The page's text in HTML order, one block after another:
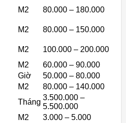
M2 80.000 – 180.000
M2 80.000 – 150.000
M2
100.000 – 200.000
M2
60.000 – 90.000
Giờ
50.000 – 80.000
M2
80.000 – 140.000
Tháng
3.500.000 –
5.500.000
M2
3.000 – 5.000